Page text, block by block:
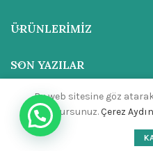
ÜRÜNLERIMIZ
SON YAZILAR
ADRES
İLETIŞIM
Bu web sitesine göz
etmiş olursunuz.Çerez